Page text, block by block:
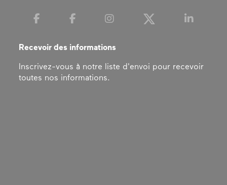
Recevoir des informations
Inscrivez-vous à notre liste d'envoi pour recevoir
toutes nos informations.